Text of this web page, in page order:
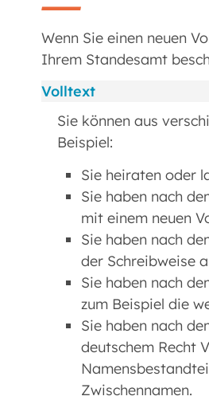
Wenn Sie einen neuen
Ihrem Standesamt
Volltext
Sie können aus
Beispiel:
Sie heiraten oder
Sie haben nach
mit einem neuen
Sie haben nach
der Schreibweise
Sie haben nach
zum Beispiel die
Sie haben nach
deutschem Recht
Zwischennamen.